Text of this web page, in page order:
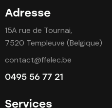
Adresse
15A rue de Tournai,
7520 Templeuve (Belgique)
contact@ffelec.be
0495 56 77 21
Services